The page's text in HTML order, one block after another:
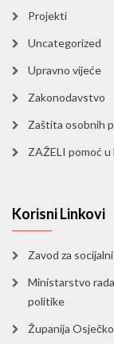
Projekti
Uncategorized
Upravno vijeće
Zakonodavstvo
Zaštita osobnih
ZAŽELI pomoć u
Korisni Linkovi
Zavod za
Ministarstvo
politike
Županija